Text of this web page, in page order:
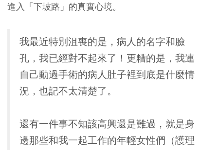
進入「下坡路」的真實心境。
我最近特別沮喪的是，病人的名字和臉
孔，我已經對不起來了！更糟的是，我連
自己動過手術的病人肚子裡到底是什麼情
況，也記不太清楚了。
還有一件事不知該高興還是難過，就是身
邊那些和我一起工作的年輕女性們（護理